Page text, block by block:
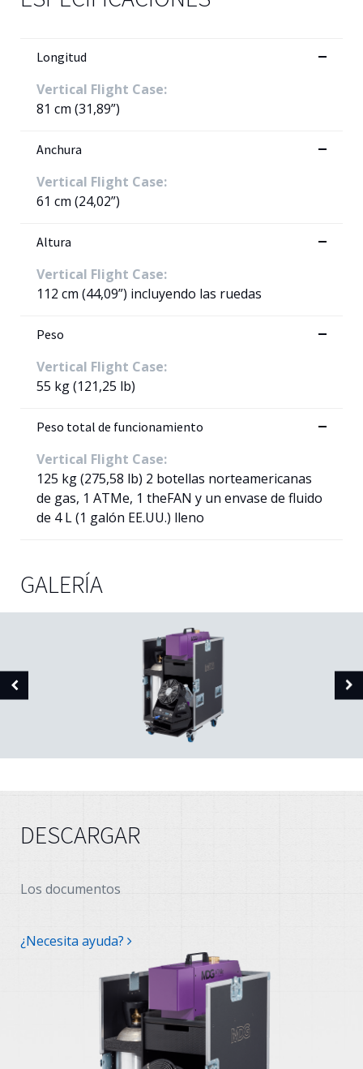
Longitud
Vertical Flight Case:
81 cm (31,89”)
Anchura
Vertical Flight Case:
61 cm (24,02”)
Altura
Vertical Flight Case:
112 cm (44,09”) incluyendo las ruedas
Peso
Vertical Flight Case:
55 kg (121,25 lb)
Peso total de funcionamiento
Vertical Flight Case:
125 kg (275,58 lb) 2 botellas norteamericanas
de gas, 1 ATMe, 1 theFAN y un envase de fluido
de 4 L (1 galón EE.UU.) lleno
GALERÍA
DESCARGAR
Los documentos
¿Necesita ayuda?